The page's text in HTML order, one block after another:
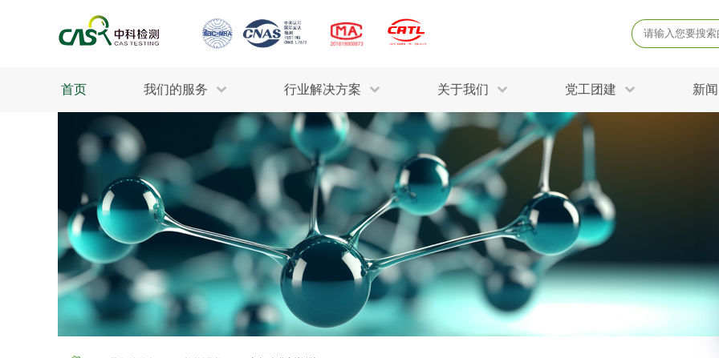
首页 我们的服务 行业解决方案 关于我们 党工团建 新
生态环保
工业材料
美妆消毒
石油化工
轻工产品
制药医疗
电子电气
检测服务
污水检测 三废监测
废气检测 二噁英检测
评估调查
耕地质量评价 矿山资源调查
行业解决方案
INDUSTRY SOLUTIONS
为全球各产业提供一站式
整体技术解决方案。
固废危废鉴定
土壤场地调查
消毒检测备案
病
防
运
涉